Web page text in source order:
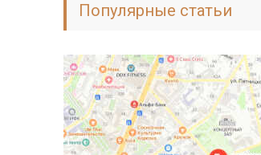
Популярные статьи